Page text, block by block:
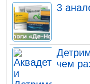
3
чем